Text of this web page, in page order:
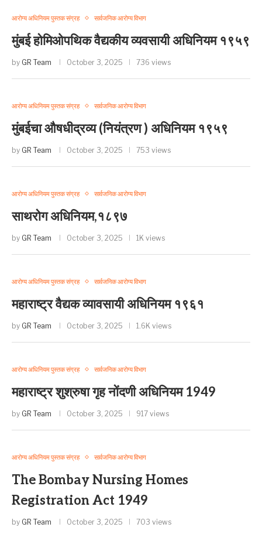
आरोग्य अधिनियम पुस्तक संग्रह सार्वजनिक आरोग्य विभाग
मुंबई होमिओपथिक वैद्यकीय व्यवसायी अधिनियम १९५९
by GR Team October 3, 2025 736 views
आरोग्य अधिनियम पुस्तक संग्रह सार्वजनिक आरोग्य विभाग
मुंबईचा औषधीद्रव्य (नियंत्रण ) अधिनियम १९५९
by GR Team October 3, 2025 753 views
आरोग्य अधिनियम पुस्तक संग्रह सार्वजनिक आरोग्य विभाग
साथरोग अधिनियम,१८९७
by GR Team October 3, 2025 1K views
आरोग्य अधिनियम पुस्तक संग्रह सार्वजनिक आरोग्य विभाग
महाराष्ट्र वैद्यक व्यावसायी अधिनियम १९६१
by GR Team October 3, 2025 1.6K views
आरोग्य अधिनियम पुस्तक संग्रह सार्वजनिक आरोग्य विभाग
महाराष्ट्र शुश्रुषा गृह नोंदणी अधिनियम 1949
by GR Team October 3, 2025 917 views
आरोग्य अधिनियम पुस्तक संग्रह सार्वजनिक आरोग्य विभाग
The Bombay Nursing Homes
Registration Act 1949
by GR Team October 3, 2025 703 views